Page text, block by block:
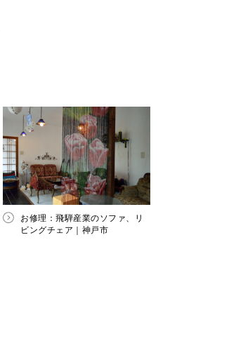
お修理：飛騨産業のソファ、リ
ビングチェア｜神戸市